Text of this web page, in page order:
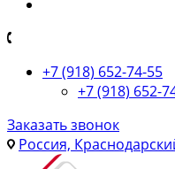
+7 (918) 652-74-55
+7 (918) 652-
Заказать звонок
Россия,